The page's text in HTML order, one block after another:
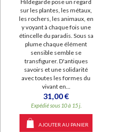
Hildegarde pose un regard
sur les plantes, les métaux,
les rochers, les animaux, en
y voyant à chaque fois une
étincelle du paradis. Sous sa
plume chaque élément
sensible semble se
transfigurer. D'antiques
savoirs et une solidarité
avec toutes les formes du
vivant en...
31,00 €
Expédié sous 10 à 15 j.
AJOUTER AU PANIER